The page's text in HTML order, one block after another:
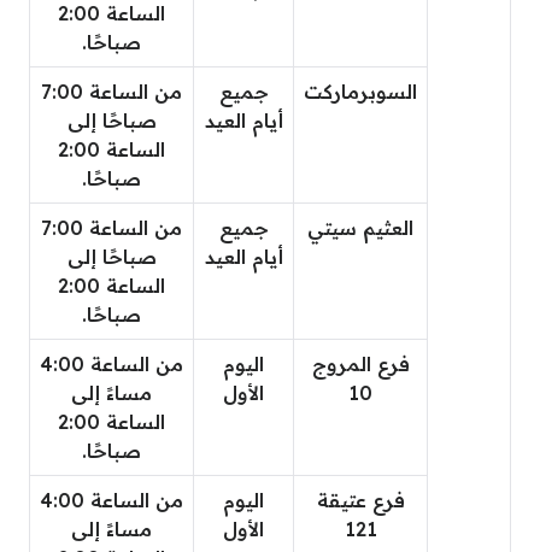
الساعة 2:00
صباحًا.
السوبرماركت
جميع
أيام العيد
من الساعة 7:00
صباحًا إلى
الساعة 2:00
صباحًا.
العثيم سيتي
جميع
أيام العيد
من الساعة 7:00
صباحًا إلى
الساعة 2:00
صباحًا.
فرع المروج
10
اليوم
الأول
من الساعة 4:00
مساءً إلى
الساعة 2:00
صباحًا.
فرع عتيقة
121
اليوم
الأول
من الساعة 4:00
مساءً إلى